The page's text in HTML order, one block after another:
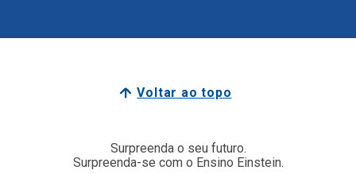
Voltar ao topo
Surpreenda o seu futuro.
Surpreenda-se com o Ensino Einstein.